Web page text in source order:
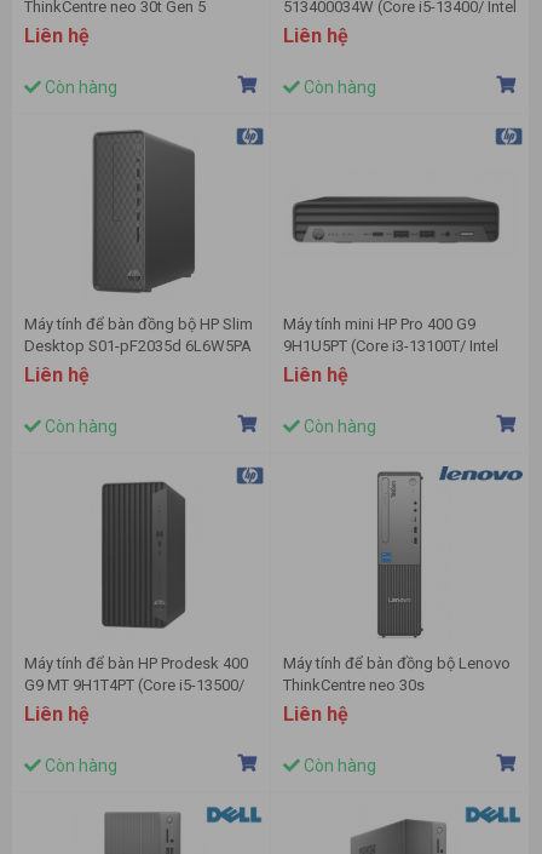
ThinkCentre neo 30t Gen 5
13K6000BVA (Intel Core i5-
13420H | 16GB | 512GB |
Integrated Intel UHD Graphics |
Đen | NoOS)
Liên hệ
Còn hàng
513400034W (Core i5-13400/ Intel
B760/ 8GB/ 512GB SSD/ Intel
UHD Graphics 770/ Windows 11
Liên hệ
Còn hàng
Máy tính để bàn đồng bộ HP Slim
Desktop S01-pF2035d 6L6W5PA
(Pentium Gold G7400 | 8GB | 256
GB | Intel UHD | Win 11 | Đen)
Liên hệ
Còn hàng
Máy tính mini HP Pro 400 G9
9H1U5PT (Core i3-13100T/ Intel
Q670/ 8GB/ 256Gb SSD/ Intel
UHD Graphics 730/ Win11)
Liên hệ
Còn hàng
Máy tính để bàn HP Prodesk 400
G9 MT 9H1T4PT (Core i5-13500/
Intel Q670/ 8GB/ 512GB SSD/
Intel UHD Graphics 770/
Liên hệ
Còn hàng
Máy tính để bàn đồng bộ Lenovo
ThinkCentre neo 30s
13DG0006VA (Intel Core i7-
13620H | 16GB | 512GB | Wifi6/BT
Liên hệ
Còn hàng